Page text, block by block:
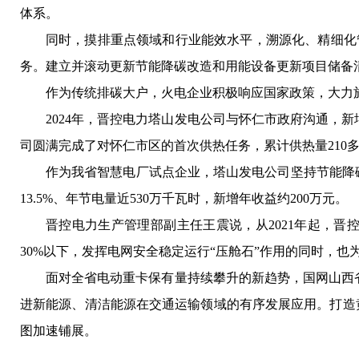
体系。
同时，摸排重点领域和行业能效水平，溯源化、精细
务。建立并滚动更新节能降碳改造和用能设备更新项目储
作为传统排碳大户，火电企业积极响应国家政策，大
2024年，晋控电力塔山发电公司与怀仁市政府沟通，
司圆满完成了对怀仁市区的首次供热任务，累计供热量210
作为我省智慧电厂试点企业，塔山发电公司坚持节能
13.5%、年节电量近530万千瓦时，新增年收益约200万元。
晋控电力生产管理部副主任王震说，从2021年起，晋
30%以下，发挥电网安全稳定运行“压舱石”作用的同时，
面对全省电动重卡保有量持续攀升的新趋势，国网山
进新能源、清洁能源在交通运输领域的有序发展应用。打
图加速铺展。